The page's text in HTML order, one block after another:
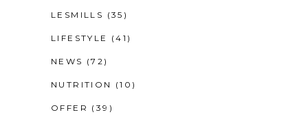
LESMILLS (35)
LIFESTYLE (41)
NEWS (72)
NUTRITION (10)
OFFER (39)